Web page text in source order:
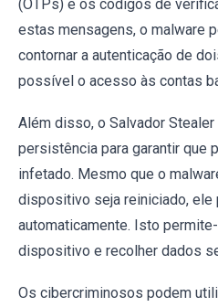
(OTPs) e os códigos de
estas mensagens, o malware
contornar a autenticação de
possível o acesso às contas
Além disso, o Salvador
persistência para garantir que
infetado. Mesmo que o
dispositivo seja reiniciado, ele
automaticamente. Isto
dispositivo e recolher dados
Os cibercriminosos podem